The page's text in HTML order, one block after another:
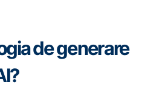
de generare